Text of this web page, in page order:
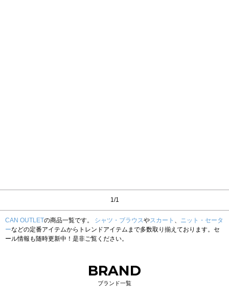
1/1
CAN OUTLETの商品一覧です。 シャツ・ブラウスやスカート 、 ニット・セータ
ーなどの定番アイテムからトレンドアイテムまで多数取り揃えております。セ
ール情報も随時更新中！是非ご覧ください。
BRAND
ブランド一覧